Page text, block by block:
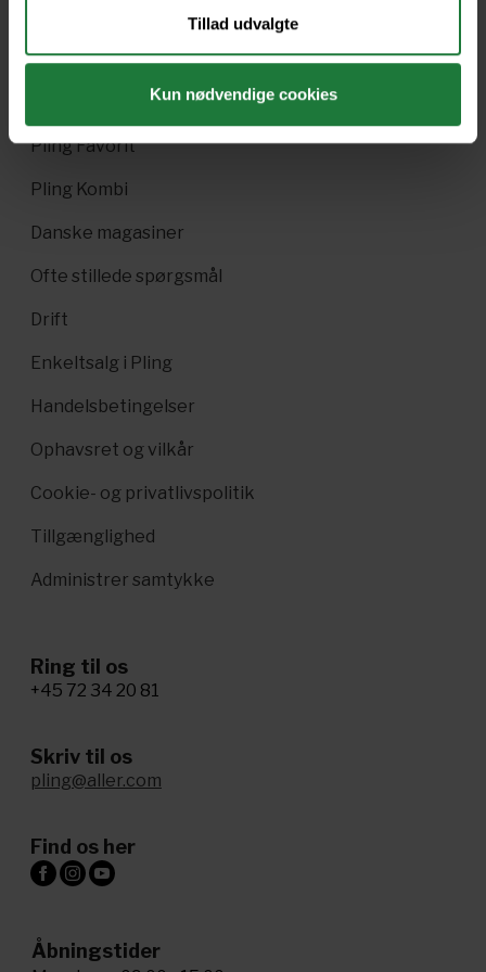
Tillad udvalgte
Kun nødvendige cookies
Nyt i Pling
Pling Favorit
Pling Kombi
Danske magasiner
Ofte stillede spørgsmål
Drift
Enkeltsalg i Pling
Handelsbetingelser
Ophavsret og vilkår
Cookie- og privatlivspolitik
Tillgænglighed
Administrer samtykke
Ring til os
+45 72 34 20 81
Skriv til os
pling@aller.com
Find os her
Åbningstider